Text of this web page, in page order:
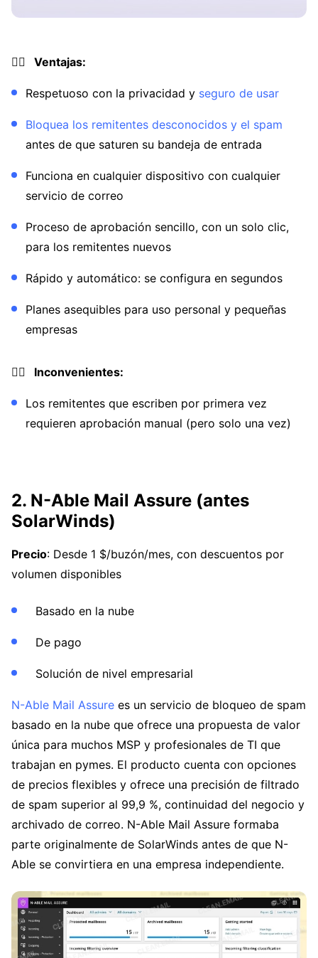
👍🏼 Ventajas:
Respetuoso con la privacidad y seguro de usar
Bloquea los remitentes desconocidos y el spam
antes de que saturen su bandeja de entrada
Funciona en cualquier dispositivo con cualquier
servicio de correo
Proceso de aprobación sencillo, con un solo clic,
para los remitentes nuevos
Rápido y automático: se configura en segundos
Planes asequibles para uso personal y pequeñas
empresas
👎🏼 Inconvenientes:
Los remitentes que escriben por primera vez
requieren aprobación manual (pero solo una vez)
2. N-Able Mail Assure (antes
SolarWinds)
Precio: Desde 1 $/buzón/mes, con descuentos por
volumen disponibles
Basado en la nube
De pago
Solución de nivel empresarial
N-Able Mail Assure es un servicio de bloqueo de spam
basado en la nube que ofrece una propuesta de valor
única para muchos MSP y profesionales de TI que
trabajan en pymes. El producto cuenta con opciones
de precios flexibles y ofrece una precisión de filtrado
de spam superior al 99,9 %, continuidad del negocio y
archivado de correo. N-Able Mail Assure formaba
parte originalmente de SolarWinds antes de que N-
Able se convirtiera en una empresa independiente.